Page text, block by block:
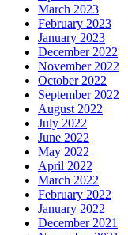
March 2023
February 2023
January 2023
December 2022
November 2022
October 2022
September 2022
August 2022
July 2022
June 2022
May 2022
April 2022
March 2022
February 2022
January 2022
December 2021